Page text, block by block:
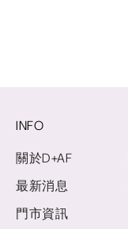
INFO
關於D+AF
最新消息
門市資訊